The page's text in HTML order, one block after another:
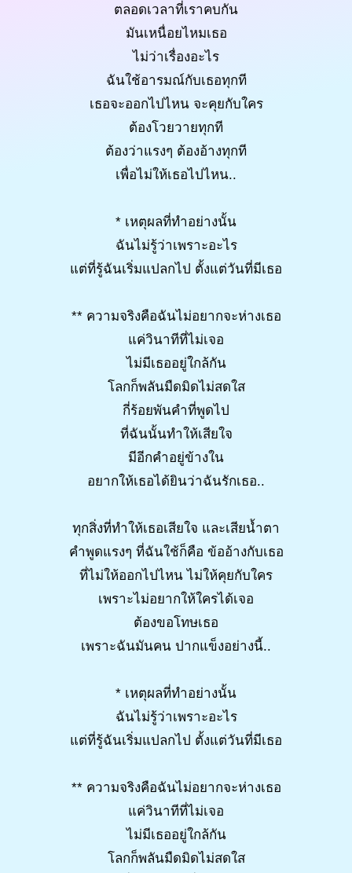
ตลอดเวลาที่เราคบกัน
มันเหนื่อยไหมเธอ
ไม่ว่าเรื่องอะไร
ฉันใช้อารมณ์กับเธอทุกที
เธอจะออกไปไหน จะคุยกับใคร
ต้องโวยวายทุกที
ต้องว่าแรงๆ ต้องอ้างทุกที
เพื่อไม่ให้เธอไปไหน..
* เหตุผลที่ทำอย่างนั้น
ฉันไม่รู้ว่าเพราะอะไร
แต่ที่รู้ฉันเริ่มแปลกไป ตั้งแต่วันที่มีเธอ
** ความจริงคือฉันไม่อยากจะห่างเธอ
แค่วินาทีที่ไม่เจอ
ไม่มีเธออยู่ใกล้กัน
โลกก็พลันมืดมิดไม่สดใส
กี่ร้อยพันคำที่พูดไป
ที่ฉันนั้นทำให้เสียใจ
มีอีกคำอยู่ข้างใน
อยากให้เธอได้ยินว่าฉันรักเธอ..
ทุกสิ่งที่ทำให้เธอเสียใจ และเสียน้ำตา
คำพูดแรงๆ ที่ฉันใช้ก็คือ ข้ออ้างกับเธอ
ที่ไม่ให้ออกไปไหน ไม่ให้คุยกับใคร
เพราะไม่อยากให้ใครได้เจอ
ต้องขอโทษเธอ
เพราะฉันมันคน ปากแข็งอย่างนี้..
* เหตุผลที่ทำอย่างนั้น
ฉันไม่รู้ว่าเพราะอะไร
แต่ที่รู้ฉันเริ่มแปลกไป ตั้งแต่วันที่มีเธอ
** ความจริงคือฉันไม่อยากจะห่างเธอ
แค่วินาทีที่ไม่เจอ
ไม่มีเธออยู่ใกล้กัน
โลกก็พลันมืดมิดไม่สดใส